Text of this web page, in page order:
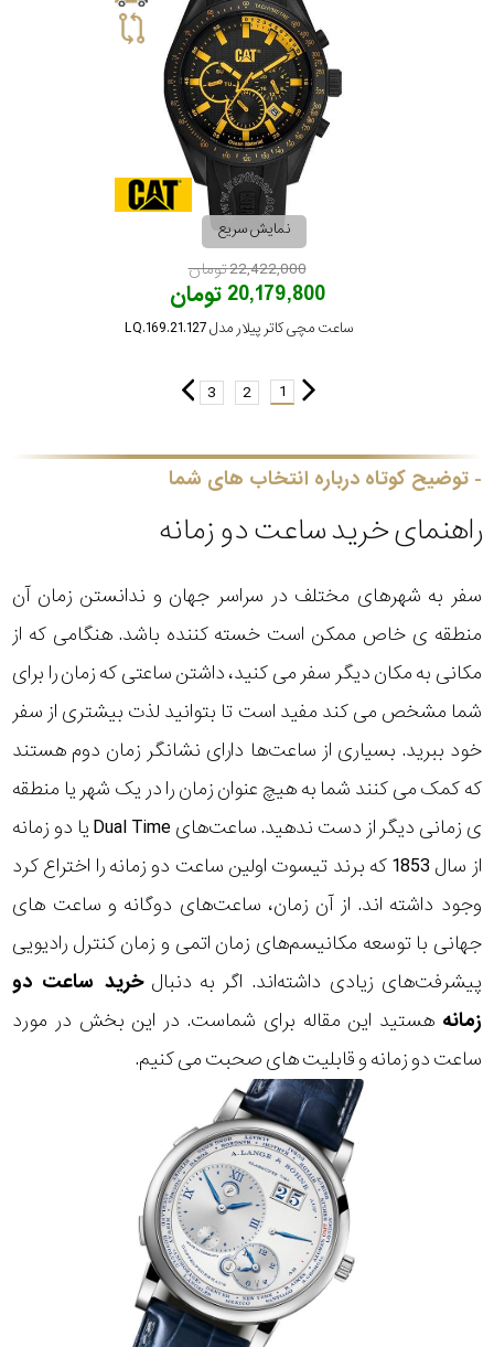
نمایش سریع
22,422,000 تومان
20,179,800 تومان
ساعت مچی کاتر پیلار مدل LQ.169.21.127
1
2
3
توضیح کوتاه درباره انتخاب های شما
راهنمای خرید ساعت دو زمانه
سفر به شهرهای مختلف در سراسر جهان و ندانستن زمان آن
منطقه ی خاص ممکن است خسته کننده باشد. هنگامی که از
مکانی به مکان دیگر سفر می کنید، داشتن ساعتی که زمان را برای
شما مشخص می کند مفید است تا بتوانید لذت بیشتری از سفر
خود ببرید. بسیاری از ساعت‌ها دارای نشانگر زمان دوم هستند
که کمک می کنند شما به هیچ عنوان زمان را در یک شهر یا منطقه
ی زمانی دیگر از دست ندهید. ساعت‌های Dual Time یا دو زمانه
از سال 1853 که برند تیسوت اولین ساعت دو زمانه را اختراع کرد
وجود داشته اند. از آن زمان، ساعت‌های دوگانه و ساعت های
جهانی با توسعه مکانیسم‌های زمان اتمی و زمان کنترل رادیویی
پیشرفت‌های زیادی داشته‌اند. اگر به دنبالخرید ساعت دو
زمانه هستید این مقاله برای شماست. در این بخش در مورد
ساعت دو زمانه و قابلیت های صحبت می کنیم.